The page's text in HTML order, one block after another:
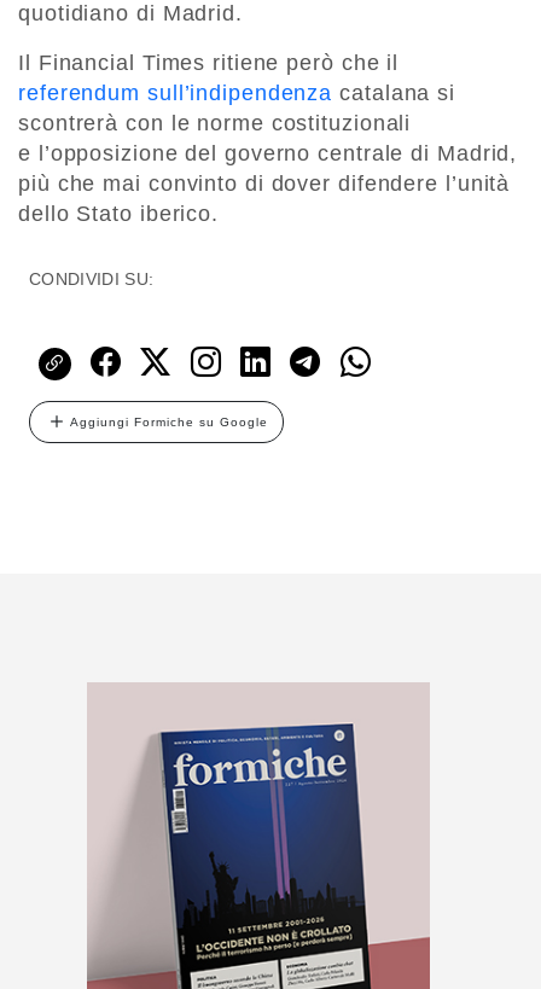
quotidiano di Madrid.
Il Financial Times ritiene però che il
referendum sull’indipendenza catalana si
scontrerà con le norme costituzionali
e l’opposizione del governo centrale di Madrid,
più che mai convinto di dover difendere l’unità
dello Stato iberico.
CONDIVIDI SU:
Aggiungi Formiche su Google